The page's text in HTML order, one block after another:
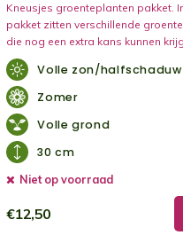
Kneusjes groenteplanten pakket.
pakket zitten verschillende
die nog een extra kans kunnen
Volle zon/halfschaduw
Zomer
Volle grond
30 cm
Niet op voorraad
€12,50